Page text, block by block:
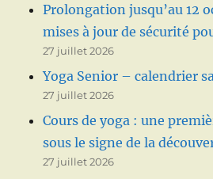
Prolongation jusqu’au 12
mises à jour de sécurité
27 juillet 2026
Yoga Senior – calendrier
27 juillet 2026
Cours de yoga : une
sous le signe de la
27 juillet 2026